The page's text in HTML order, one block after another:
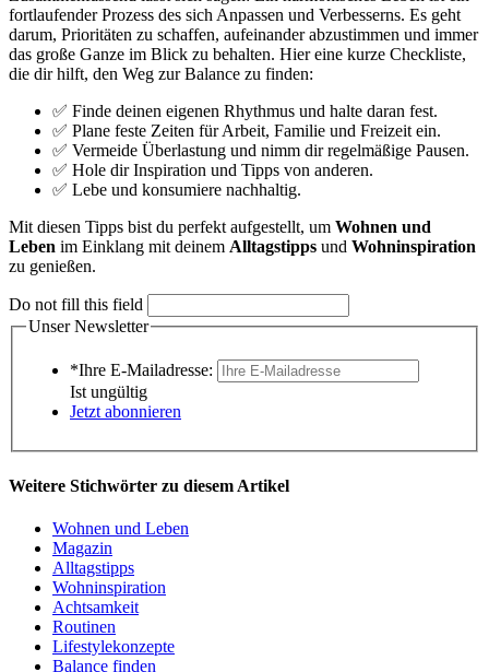
fortlaufender Prozess des sich Anpassen und Verbesserns. Es geht
darum, Prioritäten zu schaffen, aufeinander abzustimmen und immer
das große Ganze im Blick zu behalten. Hier eine kurze Checkliste,
die dir hilft, den Weg zur Balance zu finden:
✅ Finde deinen eigenen Rhythmus und halte daran fest.
✅ Plane feste Zeiten für Arbeit, Familie und Freizeit ein.
✅ Vermeide Überlastung und nimm dir regelmäßige Pausen.
✅ Hole dir Inspiration und Tipps von anderen.
✅ Lebe und konsumiere nachhaltig.
Mit diesen Tipps bist du perfekt aufgestellt, um Wohnen und
Leben im Einklang mit deinem Alltagstipps und Wohninspiration
zu genießen.
Do not fill this field
Unser Newsletter
*Ihre E-Mailadresse:
Ist ungültig
Jetzt abonnieren
Weitere Stichwörter zu diesem Artikel
Wohnen und Leben
Magazin
Alltagstipps
Wohninspiration
Achtsamkeit
Routinen
Lifestylekonzepte
Balance finden